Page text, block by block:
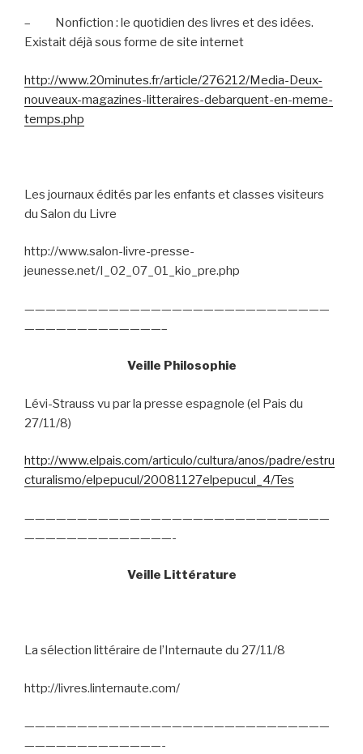
–
Nonfiction : le quotidien des livres et des idées.
Existait déjà sous forme de site internet
http://www.20minutes.fr/article/276212/Media-Deux-
nouveaux-magazines-litteraires-debarquent-en-meme-
temps.php
Les journaux édités par les enfants et classes visiteurs
du Salon du Livre
http://www.salon-livre-presse-
jeunesse.net/I_02_07_01_kio_pre.php
—————————————————————————————
—————————————–
Veille Philosophie
Lévi-Strauss vu par la presse espagnole (el Pais du
27/11/8)
http://www.elpais.com/articulo/cultura/anos/padre/estru
cturalismo/elpepucul/20081127elpepucul_4/Tes
—————————————————————————————
——————————————-
Veille Littérature
La sélection littéraire de l’Internaute du 27/11/8
http://livres.linternaute.com/
—————————————————————————————
—————————————-